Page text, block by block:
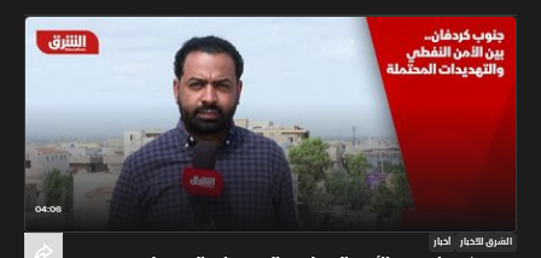
04:06
الشرق للأخبار أخبار